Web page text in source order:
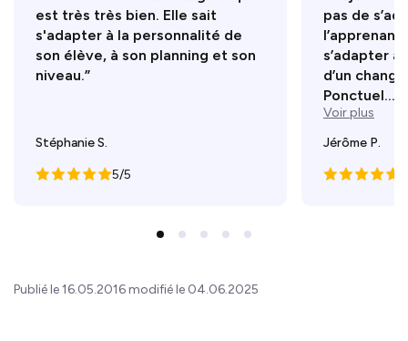
est très très bien. Elle sait
s'adapter à la personnalité de
son élève, à son planning et son
niveau.”
Stéphanie S.
5/5
pas de
s’adapter
d’un
Ponctuel...
Voir plus
Jérôme P.
Publié le 16.05.2016 modifié le 04.06.2025